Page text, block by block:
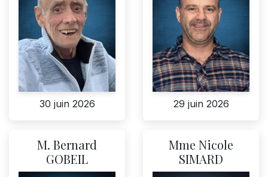
30 juin 2026 29 juin 2026
M. Bernard
GOBEIL
Mme Nicole
SIMARD